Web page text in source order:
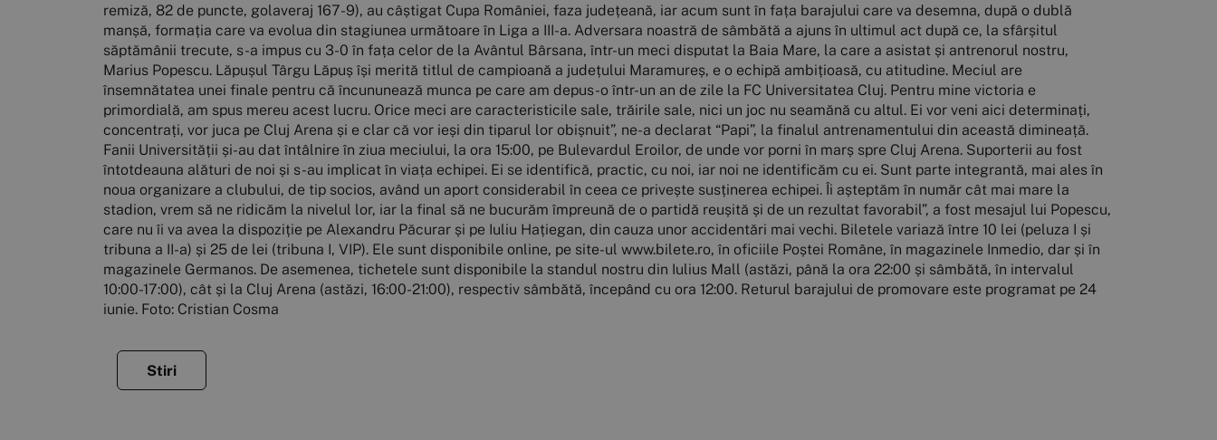
remiză, 82 de puncte, golaveraj 167-9), au câștigat Cupa României, faza județeană, iar acum sunt în fața barajului care va desemna, după o dublă
manșă, formația care va evolua din stagiunea următoare în Liga a III-a. Adversara noastră de sâmbătă a ajuns în ultimul act după ce, la sfârșitul
săptămânii trecute, s-a impus cu 3-0 în fața celor de la Avântul Bârsana, într-un meci disputat la Baia Mare, la care a asistat și antrenorul nostru,
Marius Popescu. Lăpușul Târgu Lăpuș își merită titlul de campioană a județului Maramureș, e o echipă ambițioasă, cu atitudine. Meciul are
însemnătatea unei finale pentru că încununează munca pe care am depus-o într-un an de zile la FC Universitatea Cluj. Pentru mine victoria e
primordială, am spus mereu acest lucru. Orice meci are caracteristicile sale, trăirile sale, nici un joc nu seamănă cu altul. Ei vor veni aici determinați,
concentrați, vor juca pe Cluj Arena și e clar că vor ieși din tiparul lor obișnuit”, ne-a declarat “Papi”, la finalul antrenamentului din această dimineață.
Fanii Universității și-au dat întâlnire în ziua meciului, la ora 15:00, pe Bulevardul Eroilor, de unde vor porni în marș spre Cluj Arena. Suporterii au fost
întotdeauna alături de noi și s-au implicat în viața echipei. Ei se identifică, practic, cu noi, iar noi ne identificăm cu ei. Sunt parte integrantă, mai ales în
noua organizare a clubului, de tip socios, având un aport considerabil în ceea ce privește susținerea echipei. Îi așteptăm în număr cât mai mare la
stadion, vrem să ne ridicăm la nivelul lor, iar la final să ne bucurăm împreună de o partidă reușită și de un rezultat favorabil”, a fost mesajul lui Popescu,
care nu îi va avea la dispoziție pe Alexandru Păcurar și pe Iuliu Hațiegan, din cauza unor accidentări mai vechi. Biletele variază între 10 lei (peluza I și
tribuna a II-a) și 25 de lei (tribuna I, VIP). Ele sunt disponibile online, pe site-ul www.bilete.ro, în oficiile Poștei Române, în magazinele Inmedio, dar și în
magazinele Germanos. De asemenea, tichetele sunt disponibile la standul nostru din Iulius Mall (astăzi, până la ora 22:00 și sâmbătă, în intervalul
10:00-17:00), cât și la Cluj Arena (astăzi, 16:00-21:00), respectiv sâmbătă, începând cu ora 12:00. Returul barajului de promovare este programat pe 24
iunie. Foto: Cristian Cosma
Stiri